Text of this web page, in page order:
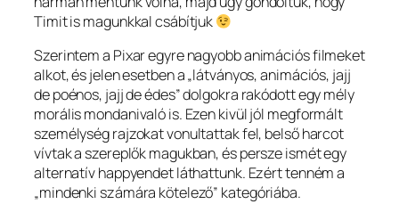
Timit is magunkkal csábítjuk
Szerintem a Pixar egyre nagyobb animációs filmeket
alkot, és jelen esetben a „látványos, animációs, jajj
de poénos, jajj de édes” dolgokra rakódott egy mély
morális mondanivaló is. Ezen kivül jól megformált
személység rajzokat vonultattak fel, belső harcot
vívtak a szereplők magukban, és persze ismét egy
alternatív happyendet láthattunk. Ezért tenném a
„mindenki számára kötelező” kategóriába.